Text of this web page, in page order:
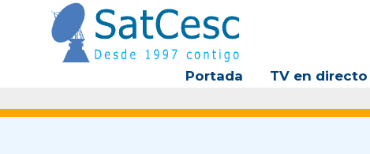
contenido
Portada TV en directo